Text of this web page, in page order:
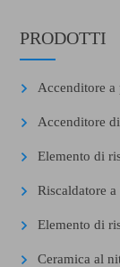
PRODOTTI
Accenditore a
Accenditore
Elemento di
Riscaldatore a
Elemento di
Ceramica al